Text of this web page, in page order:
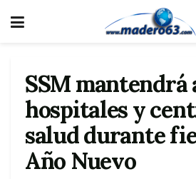
SSM mantendrá
hospitales y
salud durante
Año Nuevo